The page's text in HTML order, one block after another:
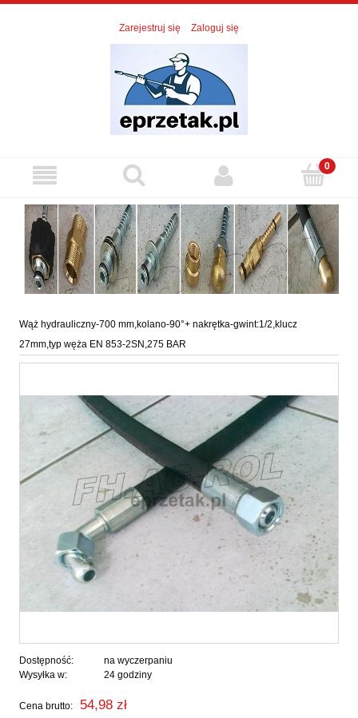
Zarejestruj się Zaloguj się
Wąż hydrauliczny-700 mm,kolano-90°+ nakrętka-gwint:1/2,klucz
27mm,typ węża EN 853-2SN,275 BAR
Dostępność:
na wyczerpaniu
Wysyłka w:
24 godziny
Cena brutto: 54,98 zł